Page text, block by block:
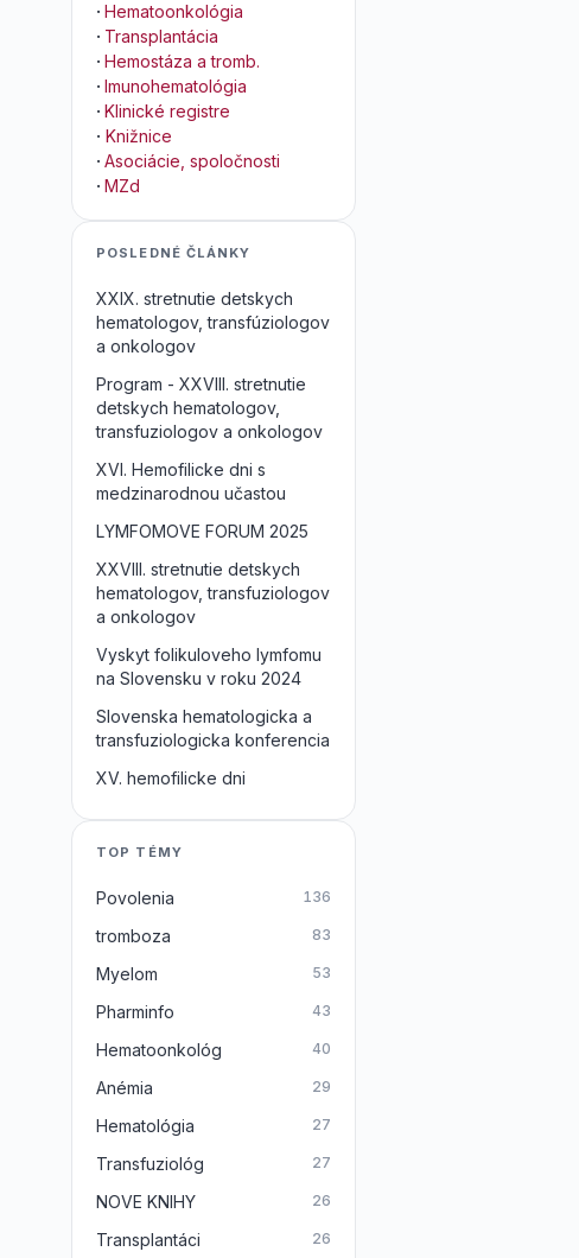
· Hematoonkológia
· Transplantácia
· Hemostáza a tromb.
· Imunohematológia
· Klinické registre
· Knižnice
· Asociácie, spoločnosti
· MZd
POSLEDNÉ ČLÁNKY
XXIX. stretnutie detskych
hematologov, transfúziologov
a onkologov
Program - XXVIII. stretnutie
detskych hematologov,
transfuziologov a onkologov
XVI. Hemofilicke dni s
medzinarodnou učastou
LYMFOMOVE FORUM 2025
XXVIII. stretnutie detskych
hematologov, transfuziologov
a onkologov
Vyskyt folikuloveho lymfomu
na Slovensku v roku 2024
Slovenska hematologicka a
transfuziologicka konferencia
XV. hemofilicke dni
TOP TÉMY
Povolenia 136
tromboza 83
Myelom 53
Pharminfo 43
Hematoonkológ 40
Anémia 29
Hematológia 27
Transfuziológ 27
NOVE KNIHY 26
Transplantáci 26